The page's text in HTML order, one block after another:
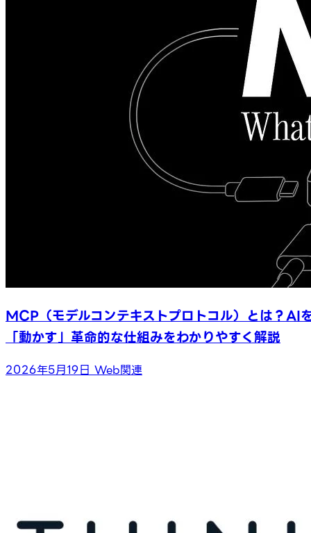
MCP（モデルコンテキストプロトコル）とは？AI
「動かす」革命的な仕組みをわかりやすく解説
2026年5月19日 Web関連